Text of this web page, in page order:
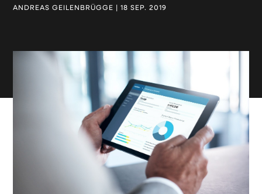
ANDREAS GEILENBRÜGGE | 18 SEP. 2019